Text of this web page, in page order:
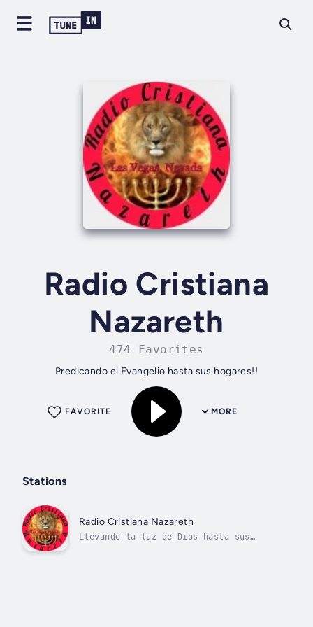
Radio Cristiana
Nazareth
474 Favorites
Predicando el Evangelio hasta sus hogares!!
MORE
FAVORITE
Stations
Radio Cristiana Nazareth
Llevando la luz de Dios hasta sus